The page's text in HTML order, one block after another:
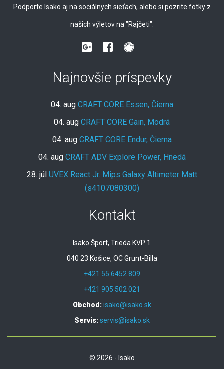
Podporte Isako aj na sociálnych sieťach, alebo si pozrite fotky z
našich výletov na "Rajčeti".
Najnovšie príspevky
04. aug CRAFT CORE Essen, Čierna
04. aug CRAFT CORE Gain, Modrá
04. aug CRAFT CORE Endur, Čierna
04. aug CRAFT ADV Explore Power, Hnedá
28. júl UVEX React Jr. Mips Galaxy Altimeter Matt
(s4107080300)
Kontakt
Isako Šport, Trieda KVP 1
040 23 Košice, OC Grunt-Billa
+421 55 6452 809
+421 905 502 021
Obchod:isako@isako.sk
Servis:servis@isako.sk
© 2026 - Isako